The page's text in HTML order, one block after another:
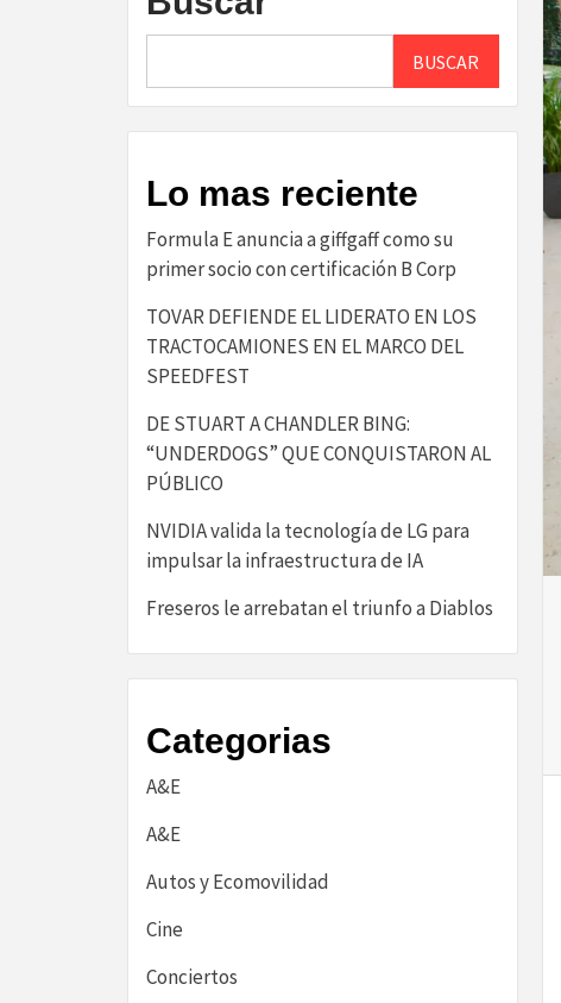
BUSCAR
Lo mas reciente
​Formula E anuncia a giffgaff como su
primer socio con certificación B Corp​
TOVAR DEFIENDE EL LIDERATO EN LOS
TRACTOCAMIONES EN EL MARCO DEL
SPEEDFEST
DE STUART A CHANDLER BING:
“UNDERDOGS” QUE CONQUISTARON AL
PÚBLICO
NVIDIA valida la tecnología de LG para
impulsar la infraestructura de IA
Freseros le arrebatan el triunfo a Diablos
Categorias
A&E
A&E
Autos y Ecomovilidad
Cine
Conciertos